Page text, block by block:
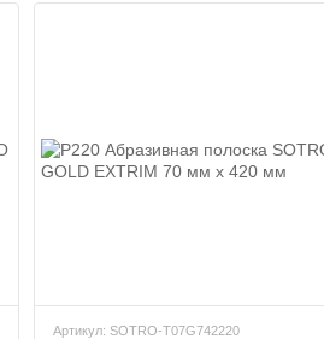
Артикул: SOTRO-T07G742220